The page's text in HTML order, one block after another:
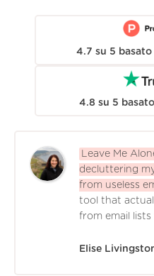
4.7 su 5 basato
4.8 su 5
Leave Me
decluttering
from useless
tool that
from email lists
Elise